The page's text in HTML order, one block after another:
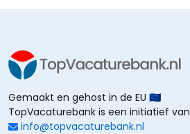
Gemaakt en gehost in de EU 🇪🇺
TopVacaturebank is een initiatief van
info@topvacaturebank.nl